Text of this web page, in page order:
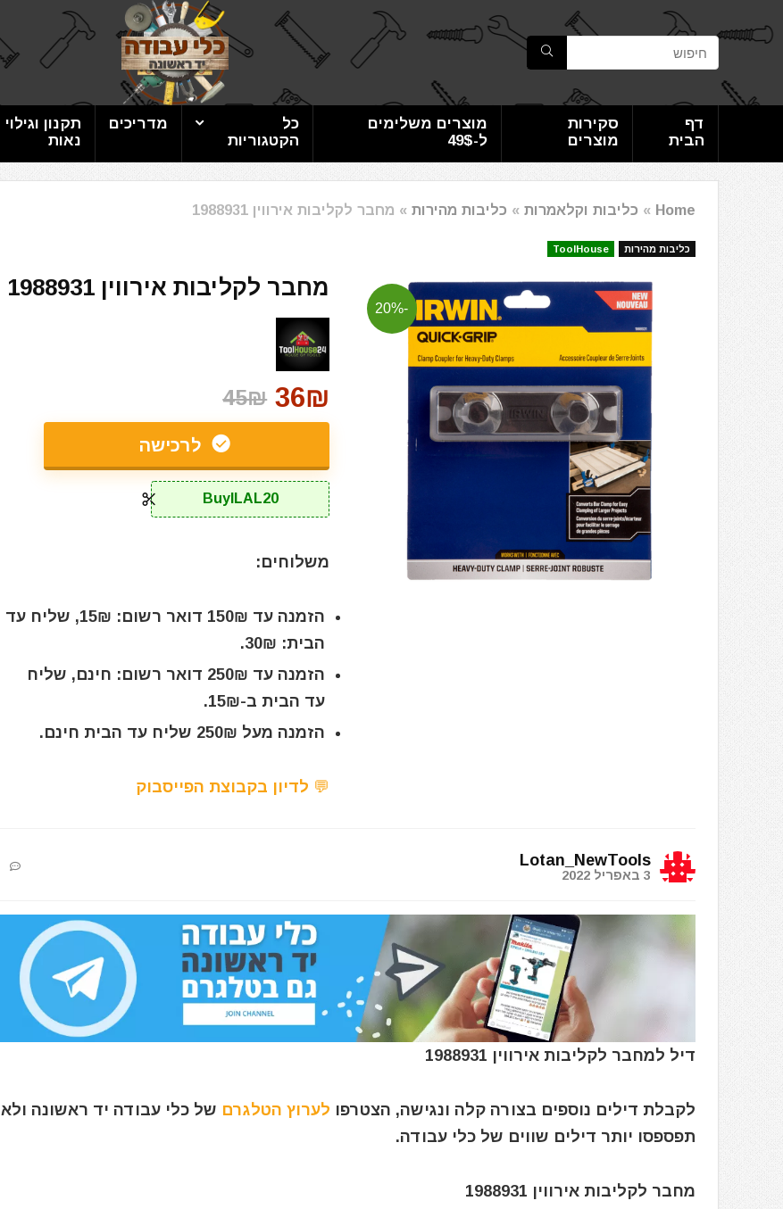
דף
הבית
סקירות
מוצרים
מוצרים משלימים
ל-49$
כל
הקטגוריות
מדריכים
תקנון וגילוי
נאות
Home
» כליבות וקלאמרות » כליבות מהירות » מחבר לקליבות אירווין 1988931
כליבות מהירות ToolHouse
-20%
מחבר לקליבות אירווין 1988931
36₪
45₪
לרכישה
BuyILAL20
משלוחים:
הזמנה עד 150₪ דואר רשום: 15₪, שליח עד
הבית: 30₪.
הזמנה עד 250₪ דואר רשום: חינם, שליח
עד הבית ב-15₪.
הזמנה מעל 250₪ שליח עד הבית חינם.
💬 לדיון בקבוצת הפייסבוק
Lotan_NewTools
3 באפריל 2022
דיל למחבר לקליבות אירווין 1988931
לקבלת דילים נוספים בצורה קלה ונגישה, הצטרפו לערוץ הטלגרם של כלי עבודה יד ראשונה ולא
תפספסו יותר דילים שווים של כלי עבודה.
מחבר לקליבות אירווין 1988931